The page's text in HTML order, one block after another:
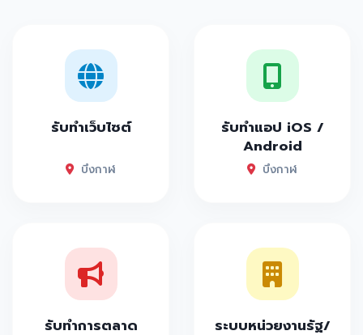
รับทำเว็บไซต์
บึงกาฬ
รับทำแอป iOS /
Android
บึงกาฬ
รับทำการตลาด
ระบบหน่วยงานรัฐ/